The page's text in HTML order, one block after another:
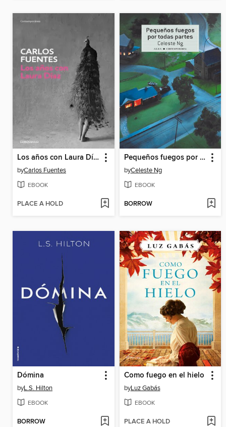
Los años con Laura Díaz
byCarlos Fuentes
EBOOK
PLACE A HOLD
Pequeños fuegos por todas partes
byCeleste Ng
EBOOK
BORROW
Dómina
byL.S. Hilton
EBOOK
BORROW
Como fuego en el hielo
byLuz Gabás
EBOOK
PLACE A HOLD